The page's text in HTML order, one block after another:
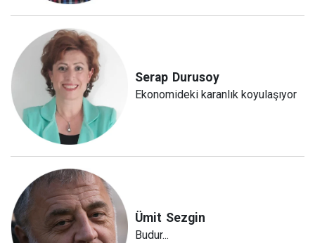
Serap Durusoy
Ekonomideki karanlık koyulaşıyor
Ümit Sezgin
Budur...